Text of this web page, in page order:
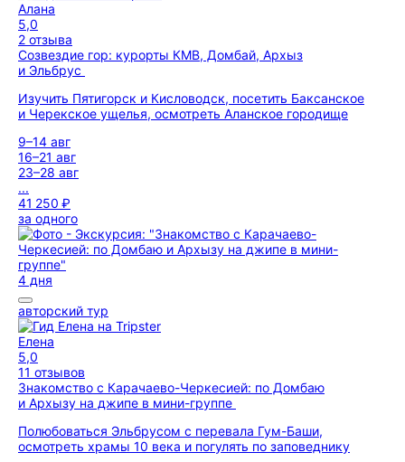
Алана
5,0
2 отзыва
Созвездие гор: курорты КМВ, Домбай, Архыз
и Эльбрус
Изучить Пятигорск и Кисловодск, посетить Баксанское
и Черекское ущелья, осмотреть Аланское городище
9–14 авг
16–21 авг
23–28 авг
...
41 250 ₽
за одного
4 дня
авторский тур
Елена
5,0
11 отзывов
Знакомство с Карачаево-Черкесией: по Домбаю
и Архызу на джипе в мини-группе
Полюбоваться Эльбрусом с перевала Гум-Баши,
осмотреть храмы 10 века и погулять по заповеднику